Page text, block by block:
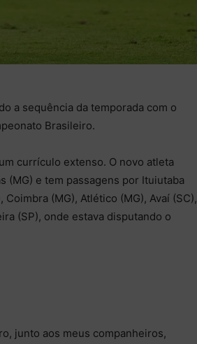
a sequência da temporada com o
Brasileiro.
currículo extenso. O novo atleta
(MG) e tem passagens por Ituiutaba
(MG), Atlético (MG), Avaí (SC),
(SP), onde estava disputando o
junto aos meus companheiros,